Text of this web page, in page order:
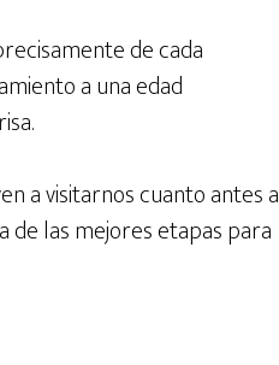
de cada
a una edad
a visitarnos cuanto antes a
de las mejores etapas para